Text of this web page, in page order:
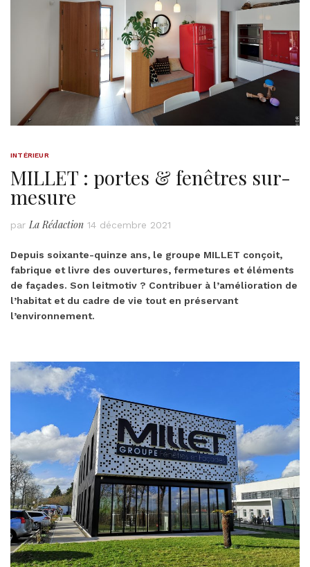
INTÉRIEUR
MILLET : portes & fenêtres sur-
mesure
parLa Rédaction 14 décembre 2021
Depuis soixante-quinze ans, le groupe MILLET conçoit,
fabrique et livre des ouvertures, fermetures et éléments
de façades. Son leitmotiv ? Contribuer à l’amélioration de
l’habitat et du cadre de vie tout en préservant
l’environnement.